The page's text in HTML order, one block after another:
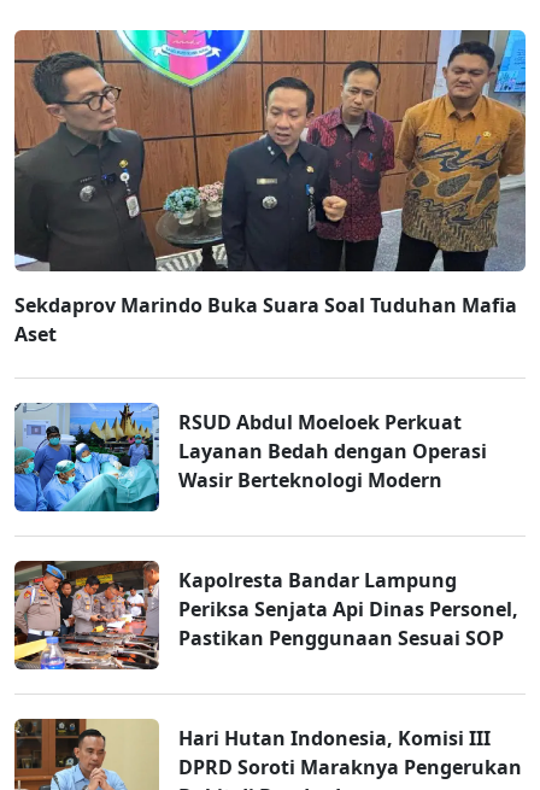
Sekdaprov Marindo Buka Suara Soal Tuduhan Mafia
Aset
RSUD Abdul Moeloek Perkuat
Layanan Bedah dengan Operasi
Wasir Berteknologi Modern
Kapolresta Bandar Lampung
Periksa Senjata Api Dinas Personel,
Pastikan Penggunaan Sesuai SOP
Hari Hutan Indonesia, Komisi III
DPRD Soroti Maraknya Pengerukan